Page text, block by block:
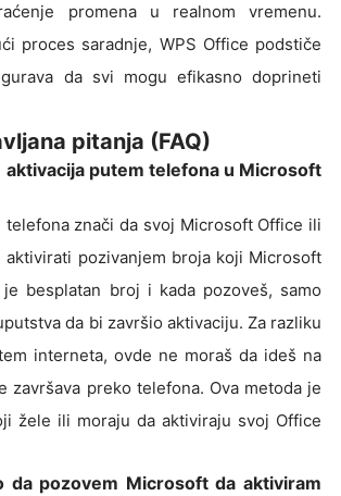
promena u realnom vremenu.
proces saradnje, WPS Office podstiče
da svi mogu efikasno doprineti
pitanja (FAQ)
aktivacija putem telefona u Microsoft
telefona znači da svoj Microsoft Office ili
aktivirati pozivanjem broja koji Microsoft
besplatan broj i kada pozoveš, samo
da bi završio aktivaciju. Za razliku
interneta, ovde ne moraš da ideš na
završava preko telefona. Ova metoda je
žele ili moraju da aktiviraju svoj Office
da pozovem Microsoft da aktiviram